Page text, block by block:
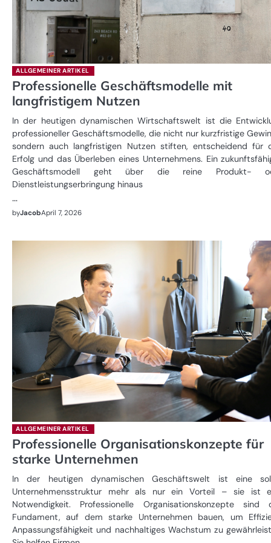
ALLGEMEINER ARTIKEL
Professionelle Geschäftsmodelle mit
langfristigem Nutzen
In der heutigen dynamischen Wirtschaftswelt ist die
professioneller Geschäftsmodelle, die nicht nur kurzfristige
sondern auch langfristigen Nutzen stiften, entscheidend für
Erfolg und das Überleben eines Unternehmens. Ein
Geschäftsmodell geht über die reine Produkt-
Dienstleistungserbringung hinaus
…
byJacobApril 7, 2026
ALLGEMEINER ARTIKEL
Professionelle Organisationskonzepte für
starke Unternehmen
In der heutigen dynamischen Geschäftswelt ist eine
Unternehmensstruktur mehr als nur ein Vorteil – sie ist
Notwendigkeit. Professionelle Organisationskonzepte sind
Fundament, auf dem starke Unternehmen bauen, um
Anpassungsfähigkeit und nachhaltiges Wachstum zu